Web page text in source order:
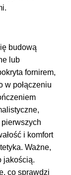
budową
lub
fornirem,
w połączeniu
i komfort
Ważne,
jakością.
co sprawdzi